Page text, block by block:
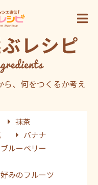
ら、何をつくるか考え
抹茶
バナナ
ブルーベリー
みのフルーツ